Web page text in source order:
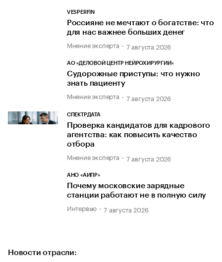
VESPERFIN
Россияне не мечтают о богатстве: что
для нас важнее больших денег
Мнение эксперта 7 августа 2026
АО «ДЕЛОВОЙ ЦЕНТР НЕЙРОХИРУРГИИ»
Судорожные приступы: что нужно
знать пациенту
Мнение эксперта 7 августа 2026
СПЕКТРДАТА
Проверка кандидатов для кадрового
агентства: как повысить качество
отбора
Мнение эксперта 7 августа 2026
АНО «АИПР»
Почему московские зарядные
станции работают не в полную силу
Интервью 7 августа 2026
Новости отрасли: